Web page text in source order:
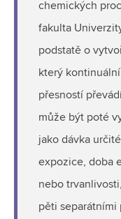
chemických
fakulta
podstatě o
který
přesností
může být poté
jako dávka
expozice, doba
nebo
pěti separátními